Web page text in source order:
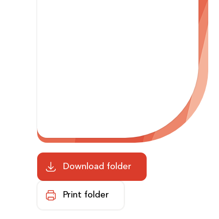
Afdelingen
Download folder
Print folder